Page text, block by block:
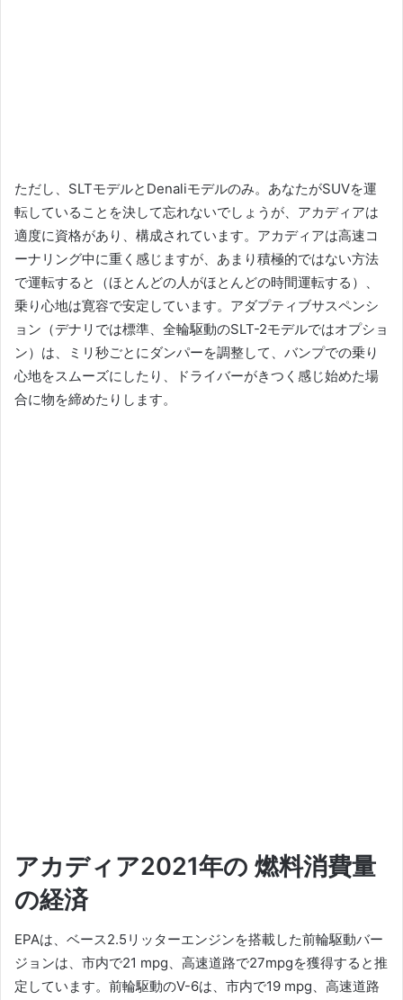
ただし、SLTモデルとDenaliモデルのみ。 あなたがSUVを運
転していることを決して忘れないでしょうが、アカディアは
適度に資格があり、構成されています。 アカディアは高速コ
ーナリング中に重く感じますが、あまり積極的ではない方法
で運転すると（ほとんどの人がほとんどの時間運転する）、
乗り心地は寛容で安定しています。 アダプティブサスペンシ
ョン（デナリでは標準、全輪駆動のSLT-2モデルではオプショ
ン）は、ミリ秒ごとにダンパーを調整して、バンプでの乗り
心地をスムーズにしたり、ドライバーがきつく感じ始めた場
合に物を締めたりします。
アカディア2021年の 燃料消費量
の経済
EPAは、ベース2.5リッターエンジンを搭載した前輪駆動バー
ジョンは、市内で21 mpg、高速道路で27mpgを獲得すると推
定しています。 前輪駆動のV-6は、市内で19 mpg、高速道路